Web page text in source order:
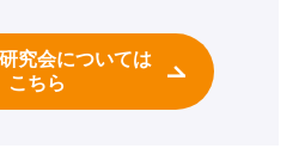
究会については
こちら